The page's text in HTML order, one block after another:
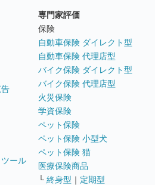
ール
専門家評価
保険
自動車保険 ダイレクト型
自動車保険 代理店型
バイク保険 ダイレクト型
バイク保険 代理店型
火災保険
学資保険
ペット保険
ペット保険 小型犬
ペット保険 猫
医療保険商品
└ 終身型 ｜ 定期型